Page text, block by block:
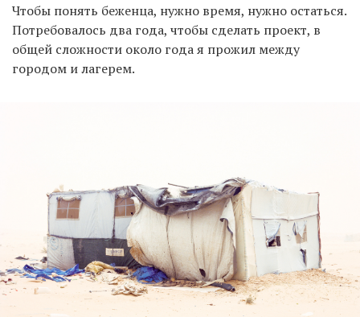
Чтобы понять беженца, нужно время, нужно остаться.
Потребовалось два года, чтобы сделать проект, в
общей сложности около года я прожил между
городом и лагерем.